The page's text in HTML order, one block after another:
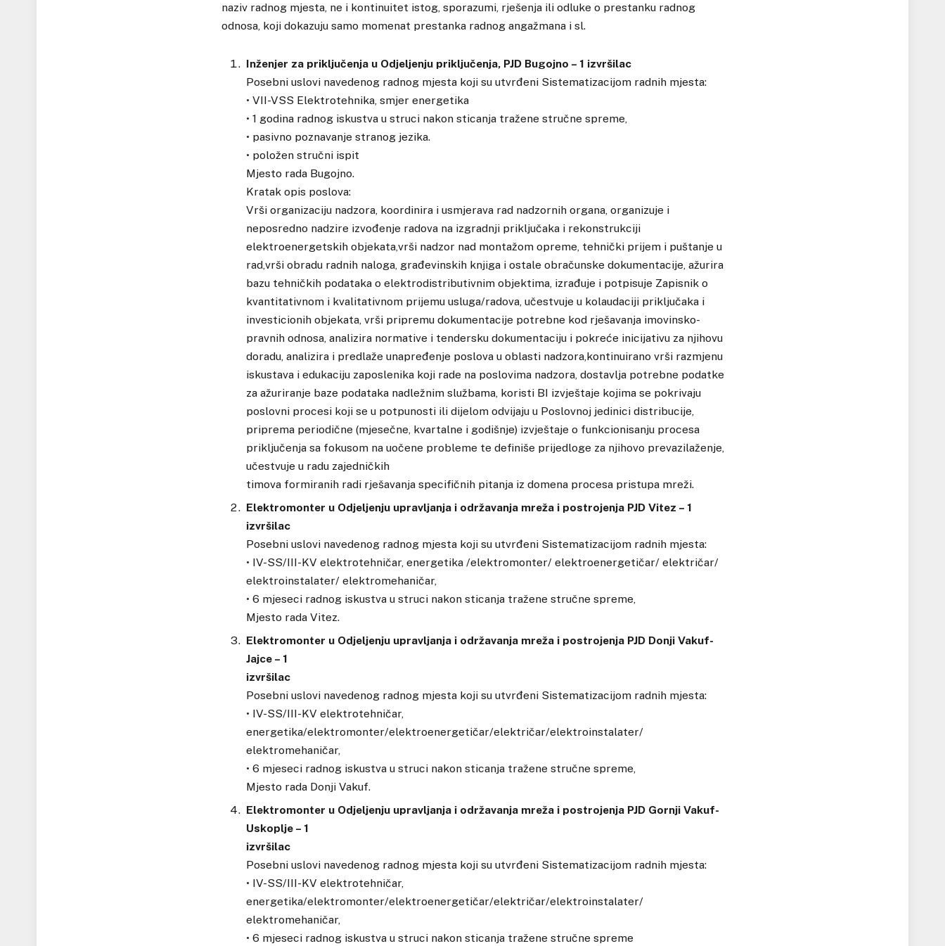
naziv radnog mjesta, ne i kontinuitet istog, sporazumi, rješenja ili odluke o prestanku radnog
odnosa, koji dokazuju samo momenat prestanka radnog angažmana i sl.
Inženjer za priključenja u Odjeljenju priključenja, PJD Bugojno – 1 izvršilac
Posebni uslovi navedenog radnog mjesta koji su utvrđeni Sistematizacijom radnih mjesta:
• VII-VSS Elektrotehnika, smjer energetika
• 1 godina radnog iskustva u struci nakon sticanja tražene stručne spreme,
• pasivno poznavanje stranog jezika.
• položen stručni ispit
Mjesto rada Bugojno.
Kratak opis poslova:
Vrši organizaciju nadzora, koordinira i usmjerava rad nadzornih organa, organizuje i
neposredno nadzire izvođenje radova na izgradnji priključaka i rekonstrukciji
elektroenergetskih objekata,vrši nadzor nad montažom opreme, tehnički prijem i puštanje u
rad,vrši obradu radnih naloga, građevinskih knjiga i ostale obračunske dokumentacije, ažurira
bazu tehničkih podataka o elektrodistributivnim objektima, izrađuje i potpisuje Zapisnik o
kvantitativnom i kvalitativnom prijemu usluga/radova, učestvuje u kolaudaciji priključaka i
investicionih objekata, vrši pripremu dokumentacije potrebne kod rješavanja imovinsko-
pravnih odnosa, analizira normative i tendersku dokumentaciju i pokreće inicijativu za njihovu
doradu, analizira i predlaže unapređenje poslova u oblasti nadzora,kontinuirano vrši razmjenu
iskustava i edukaciju zaposlenika koji rade na poslovima nadzora, dostavlja potrebne podatke
za ažuriranje baze podataka nadležnim službama, koristi BI izvještaje kojima se pokrivaju
poslovni procesi koji se u potpunosti ili dijelom odvijaju u Poslovnoj jedinici distribucije,
priprema periodične (mjesečne, kvartalne i godišnje) izvještaje o funkcionisanju procesa
priključenja sa fokusom na uočene probleme te definiše prijedloge za njihovo prevazilaženje,
učestvuje u radu zajedničkih
timova formiranih radi rješavanja specifičnih pitanja iz domena procesa pristupa mreži.
Elektromonter u Odjeljenju upravljanja i održavanja mreža i postrojenja PJD Vitez – 1
izvršilac
Posebni uslovi navedenog radnog mjesta koji su utvrđeni Sistematizacijom radnih mjesta:
• IV-SS/III-KV elektrotehničar, energetika /elektromonter/ elektroenergetičar/ električar/
elektroinstalater/ elektromehaničar,
• 6 mjeseci radnog iskustva u struci nakon sticanja tražene stručne spreme,
Mjesto rada Vitez.
Elektromonter u Odjeljenju upravljanja i održavanja mreža i postrojenja PJD Donji Vakuf-
Jajce – 1
izvršilac
Posebni uslovi navedenog radnog mjesta koji su utvrđeni Sistematizacijom radnih mjesta:
• IV-SS/III-KV elektrotehničar,
energetika/elektromonter/elektroenergetičar/električar/elektroinstalater/
elektromehaničar,
• 6 mjeseci radnog iskustva u struci nakon sticanja tražene stručne spreme,
Mjesto rada Donji Vakuf.
Elektromonter u Odjeljenju upravljanja i održavanja mreža i postrojenja PJD Gornji Vakuf-
Uskoplje – 1
izvršilac
Posebni uslovi navedenog radnog mjesta koji su utvrđeni Sistematizacijom radnih mjesta:
• IV-SS/III-KV elektrotehničar,
energetika/elektromonter/elektroenergetičar/električar/elektroinstalater/
elektromehaničar,
• 6 mjeseci radnog iskustva u struci nakon sticanja tražene stručne spreme